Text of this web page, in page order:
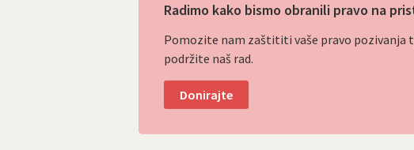
Radimo kako bismo obranili pravo na
Pomozite nam zaštititi vaše pravo pozivanja
podržite naš rad.
Donirajte